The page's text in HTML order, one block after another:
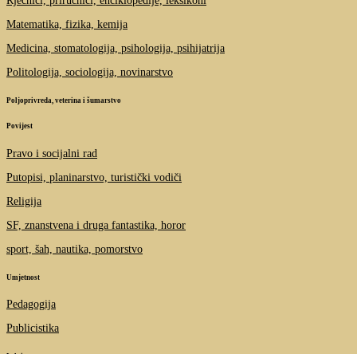
Matematika, fizika, kemija
Medicina, stomatologija, psihologija, psihijatrija
Politologija, sociologija, novinarstvo
Poljoprivreda, veterina i šumarstvo
Povijest
Pravo i socijalni rad
Putopisi, planinarstvo, turistički vodiči
Religija
SF, znanstvena i druga fantastika, horor
sport, šah, nautika, pomorstvo
Umjetnost
Pedagogija
Publicistika